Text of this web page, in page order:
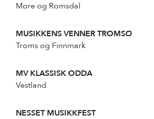
Møre og Romsdal
MUSIKKENS VENNER TROMSØ
Troms og Finnmark
MV KLASSISK ODDA
Vestland
NESSET MUSIKKFEST